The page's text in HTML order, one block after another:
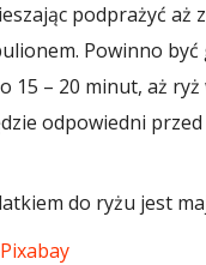
podprażyć aż
Powinno
15 – 20 minut, aż
odpowiedni
do ryżu jest
Pixabay